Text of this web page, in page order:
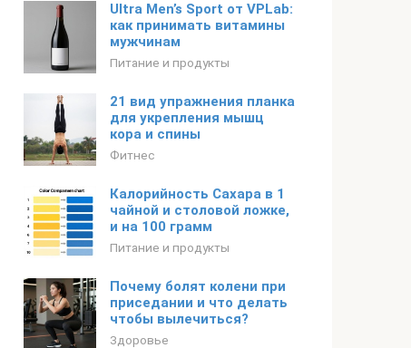
Ultra Men’s Sport от VPLab:
как принимать витамины
мужчинам
Питание и продукты
21 вид упражнения планка
для укрепления мышц
кора и спины
Фитнес
Калорийность Сахара в 1
чайной и столовой ложке,
и на 100 грамм
Питание и продукты
Почему болят колени при
приседании и что делать
чтобы вылечиться?
Здоровье